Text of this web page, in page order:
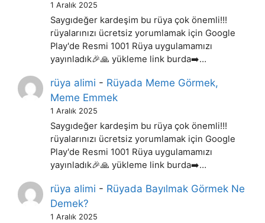
1 Aralık 2025
Saygıdeğer kardeşim bu rüya çok önemli!!!
rüyalarınızı ücretsiz yorumlamak için Google
Play'de Resmi 1001 Rüya uygulamamızı
yayınladık🎉🙏 yükleme link burda➡️…
rüya alimi - Rüyada Meme Görmek,
Meme Emmek
1 Aralık 2025
Saygıdeğer kardeşim bu rüya çok önemli!!!
rüyalarınızı ücretsiz yorumlamak için Google
Play'de Resmi 1001 Rüya uygulamamızı
yayınladık🎉🙏 yükleme link burda➡️…
rüya alimi - Rüyada Bayılmak Görmek Ne
Demek?
1 Aralık 2025